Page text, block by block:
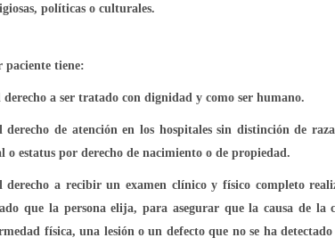
políticas o culturales.
paciente tiene:
derecho a ser tratado con dignidad y como ser humano.
derecho de atención en los hospitales sin distinción de
o estatus por derecho de nacimiento o de propiedad.
derecho a recibir un examen clínico y físico completo
que la persona elija, para asegurar que la causa de la
física, una lesión o un defecto que no se ha